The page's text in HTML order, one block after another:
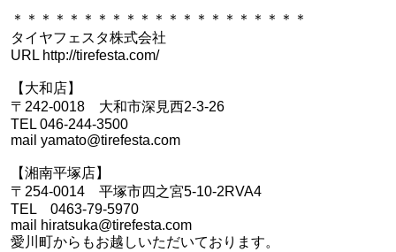
＊＊＊＊＊＊＊＊＊＊＊＊＊＊＊＊＊＊＊＊＊
タイヤフェスタ株式会社
URL http://tirefesta.com/
【大和店】
〒242-0018 大和市深見西2-3-26
TEL 046-244-3500
mail yamato@tirefesta.com
【湘南平塚店】
〒254-0014 平塚市四之宮5-10-2RVA4
TEL 0463-79-5970
mail hiratsuka@tirefesta.com
愛川町からもお越しいただいております。